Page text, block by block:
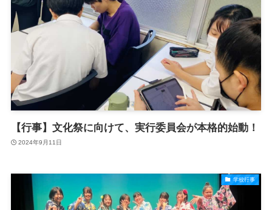
【行事】文化祭に向けて、実行委員会が本格的始動！
2024年9月11日
学校行事